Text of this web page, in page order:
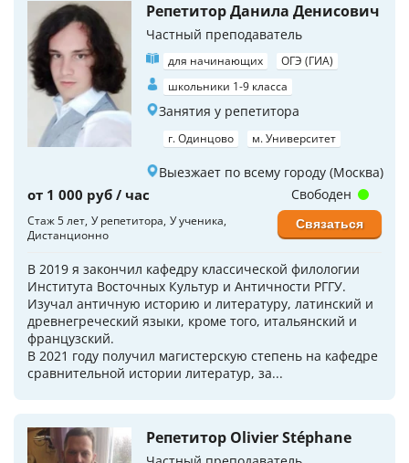
Репетитор Данила Денисович
Частный преподаватель
для начинающих
ОГЭ (ГИА)
школьники 1-9 класса
Занятия у репетитора
г. Одинцово м. Университет
Выезжает по всему городу (Москва)
от 1 000 руб / час
Стаж 5 лет У репетитора У ученика
Дистанционно
В 2019 я закончил кафедру классической филологии
Института Восточных Культур и Античности РГГУ.
Изучал античную историю и литературу, латинский и
древнегреческий языки, кроме того, итальянский и
французский.
В 2021 году получил магистерскую степень на кафедре
сравнительной истории литератур, за...
Свободен
Связаться
Репетитор Olivier Stéphane